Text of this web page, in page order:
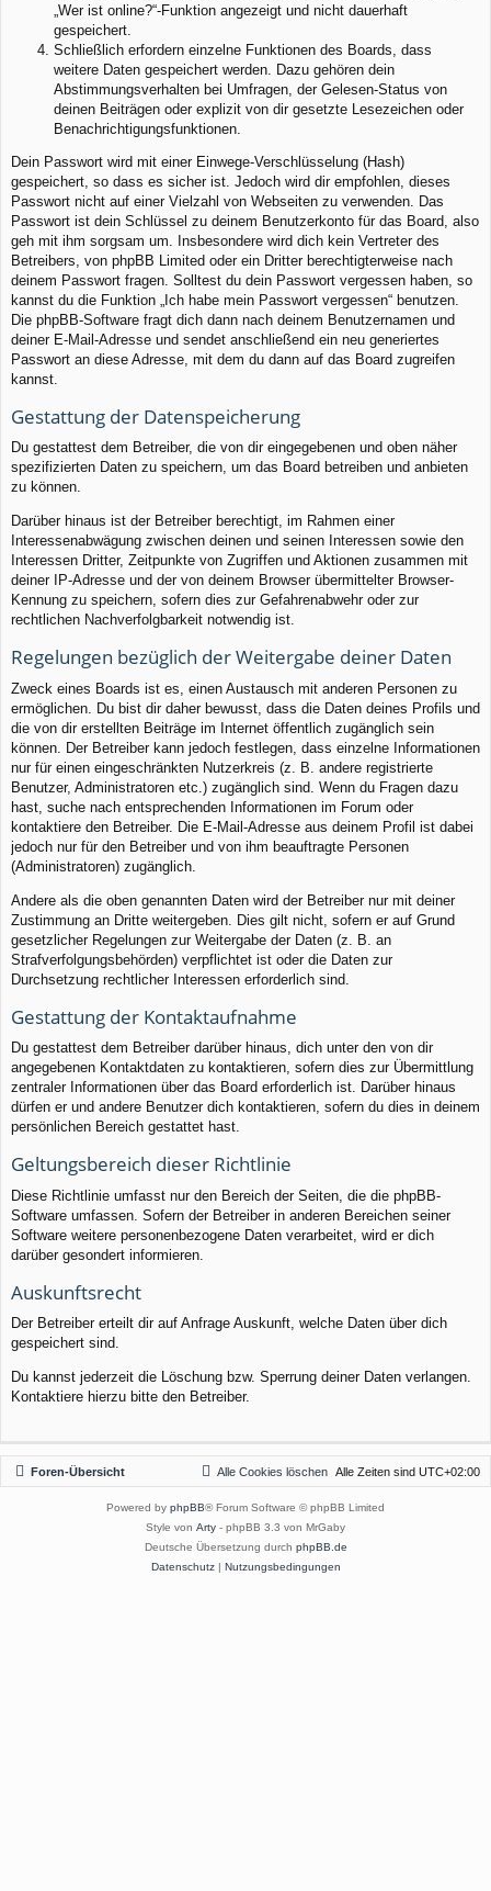
„Wer ist online?“-Funktion angezeigt und nicht dauerhaft
gespeichert.
Schließlich erfordern einzelne Funktionen des Boards, dass
weitere Daten gespeichert werden. Dazu gehören dein
Abstimmungsverhalten bei Umfragen, der Gelesen-Status von
deinen Beiträgen oder explizit von dir gesetzte Lesezeichen oder
Benachrichtigungsfunktionen.
Dein Passwort wird mit einer Einwege-Verschlüsselung (Hash)
gespeichert, so dass es sicher ist. Jedoch wird dir empfohlen, dieses
Passwort nicht auf einer Vielzahl von Webseiten zu verwenden. Das
Passwort ist dein Schlüssel zu deinem Benutzerkonto für das Board, also
geh mit ihm sorgsam um. Insbesondere wird dich kein Vertreter des
Betreibers, von phpBB Limited oder ein Dritter berechtigterweise nach
deinem Passwort fragen. Solltest du dein Passwort vergessen haben, so
kannst du die Funktion „Ich habe mein Passwort vergessen“ benutzen.
Die phpBB-Software fragt dich dann nach deinem Benutzernamen und
deiner E-Mail-Adresse und sendet anschließend ein neu generiertes
Passwort an diese Adresse, mit dem du dann auf das Board zugreifen
kannst.
Gestattung der Datenspeicherung
Du gestattest dem Betreiber, die von dir eingegebenen und oben näher
spezifizierten Daten zu speichern, um das Board betreiben und anbieten
zu können.
Darüber hinaus ist der Betreiber berechtigt, im Rahmen einer
Interessenabwägung zwischen deinen und seinen Interessen sowie den
Interessen Dritter, Zeitpunkte von Zugriffen und Aktionen zusammen mit
deiner IP-Adresse und der von deinem Browser übermittelter Browser-
Kennung zu speichern, sofern dies zur Gefahrenabwehr oder zur
rechtlichen Nachverfolgbarkeit notwendig ist.
Regelungen bezüglich der Weitergabe deiner Daten
Zweck eines Boards ist es, einen Austausch mit anderen Personen zu
ermöglichen. Du bist dir daher bewusst, dass die Daten deines Profils und
die von dir erstellten Beiträge im Internet öffentlich zugänglich sein
können. Der Betreiber kann jedoch festlegen, dass einzelne Informationen
nur für einen eingeschränkten Nutzerkreis (z. B. andere registrierte
Benutzer, Administratoren etc.) zugänglich sind. Wenn du Fragen dazu
hast, suche nach entsprechenden Informationen im Forum oder
kontaktiere den Betreiber. Die E-Mail-Adresse aus deinem Profil ist dabei
jedoch nur für den Betreiber und von ihm beauftragte Personen
(Administratoren) zugänglich.
Andere als die oben genannten Daten wird der Betreiber nur mit deiner
Zustimmung an Dritte weitergeben. Dies gilt nicht, sofern er auf Grund
gesetzlicher Regelungen zur Weitergabe der Daten (z. B. an
Strafverfolgungsbehörden) verpflichtet ist oder die Daten zur
Durchsetzung rechtlicher Interessen erforderlich sind.
Gestattung der Kontaktaufnahme
Du gestattest dem Betreiber darüber hinaus, dich unter den von dir
angegebenen Kontaktdaten zu kontaktieren, sofern dies zur Übermittlung
zentraler Informationen über das Board erforderlich ist. Darüber hinaus
dürfen er und andere Benutzer dich kontaktieren, sofern du dies in deinem
persönlichen Bereich gestattet hast.
Geltungsbereich dieser Richtlinie
Diese Richtlinie umfasst nur den Bereich der Seiten, die die phpBB-
Software umfassen. Sofern der Betreiber in anderen Bereichen seiner
Software weitere personenbezogene Daten verarbeitet, wird er dich
darüber gesondert informieren.
Auskunftsrecht
Der Betreiber erteilt dir auf Anfrage Auskunft, welche Daten über dich
gespeichert sind.
Du kannst jederzeit die Löschung bzw. Sperrung deiner Daten verlangen.
Kontaktiere hierzu bitte den Betreiber.
Foren-Übersicht Alle Zeiten sind UTC+02:00
Alle Cookies löschen
Powered by phpBB® Forum Software © phpBB Limited
Style von Arty - phpBB 3.3 von MrGaby
Deutsche Übersetzung durch phpBB.de
Datenschutz| Nutzungsbedingungen